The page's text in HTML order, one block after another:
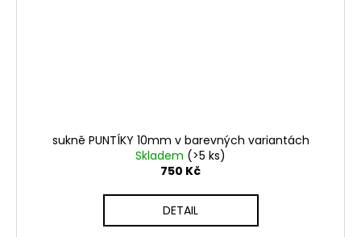
sukně PUNTÍKY 10mm v barevných variantách
Skladem (>5 ks)
750 Kč
DETAIL